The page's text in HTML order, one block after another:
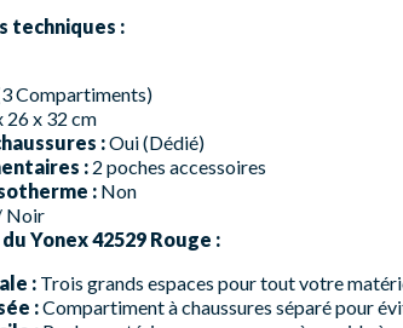
techniques :
Compartiments)
26 x 32 cm
:Oui (Dédié)
: 2 poches accessoires
: Non
Noir
Yonex 42529 Rouge :
: Trois grands espaces pour tout votre
:Compartiment à chaussures séparé pour